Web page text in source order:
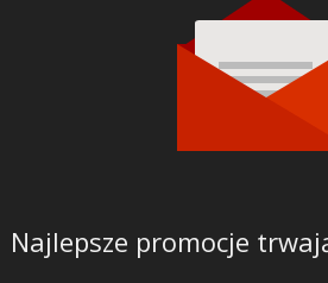
Najlepsze promocje